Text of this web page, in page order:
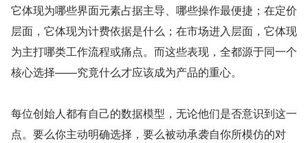
它体现为哪些界面元素占据主导、哪些操作最便捷；在定价
层面，它体现为计费依据是什么；在市场进入层面，它体现
为主打哪类工作流程或痛点。而这些表现，全都源于同一个
核心选择——究竟什么才应该成为产品的重心。
每位创始人都有自己的数据模型，无论他们是否意识到这一
点。要么你主动明确选择，要么被动承袭自你所模仿的对